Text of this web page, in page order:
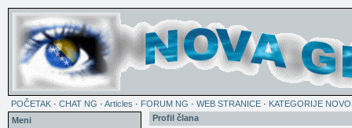
POČETAK · CHAT NG · Articles · FORUM NG · WEB STRANICE · KATEGORIJE
Meni
Profil člana